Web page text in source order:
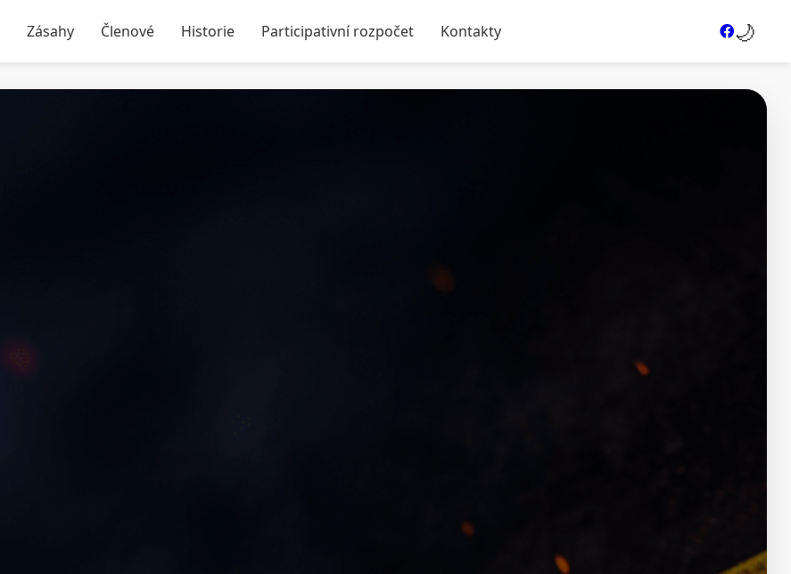
Zásahy Členové Historie Participativní rozpočet Kontakty 🌙